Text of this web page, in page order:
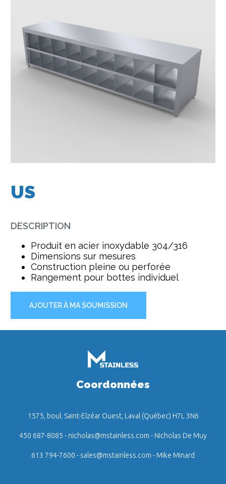
US
DESCRIPTION
Produit en acier inoxydable 304/316
Dimensions sur mesures
Construction pleine ou perforée
Rangement pour bottes individuel
AJOUTER À MA SOUMISSION
Coordonnées
1575, boul. Saint-Elzéar Ouest, Laval (Québec) H7L 3N6
450 687-8085 - nicholas@mstainless.com - Nicholas De Muy
613 794-7600 - sales@mstainless.com - Mike Minard